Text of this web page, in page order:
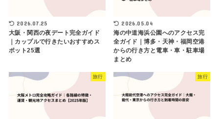
2026.07.25
大阪・関西の夜デート完全ガイド
｜カップルで行きたいおすすめス
ポット25選
2026.05.04
海の中道海浜公園へのアクセス完
全ガイド｜博多・天神・福岡空港
からの行き方と電車・車・駐車場
まとめ
旅行 旅行